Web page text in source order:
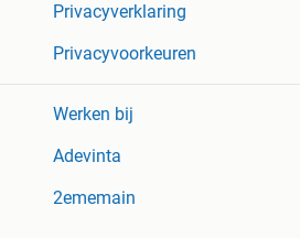
Privacyverklaring
Privacyvoorkeuren
Werken bij
Adevinta
2ememain